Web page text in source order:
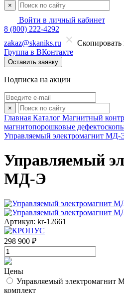
×
Войти в личный кабинет
8 (800) 222-4292
zakaz@skaniks.ru
Скопировать
Группа в ВКонтакте
Оставить заявку
Подписка на акции
×
Главная Каталог Магнитный
магнитопорошковые
Управляемый электромагнит МД-
Управляемый
МД-Э
Артикул: kr-12661
298 900 ₽
Цены
Управляемый электромагнит
комплект